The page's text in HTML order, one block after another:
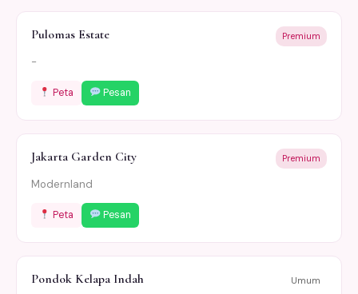
Pulomas Estate Premium
-
Peta Pesan
Jakarta Garden City Premium
Modernland
Peta Pesan
Pondok Kelapa Indah Umum